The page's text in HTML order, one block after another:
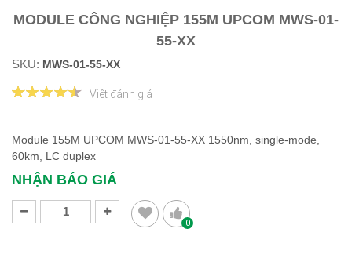
MODULE CÔNG NGHIỆP 155M UPCOM MWS-01-
55-XX
SKU: MWS-01-55-XX
Viết đánh giá
Module 155M UPCOM MWS-01-55-XX 1550nm, single-mode,
60km, LC duplex
NHẬN BÁO GIÁ
0